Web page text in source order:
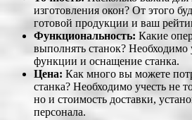
изготовления окон? От этого
готовой продукции и ваш
Функциональность: Какие
выполнять станок? Необходимо
функции и оснащение станка.
Цена: Как много вы можете
станка? Необходимо учесть не
но и стоимость доставки,
персонала.